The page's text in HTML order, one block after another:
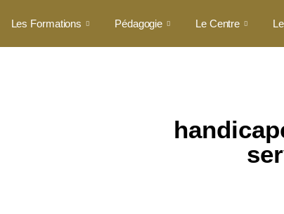
Les Formations Pédagogie Le Centre